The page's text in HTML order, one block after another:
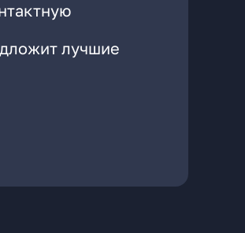
лучшие